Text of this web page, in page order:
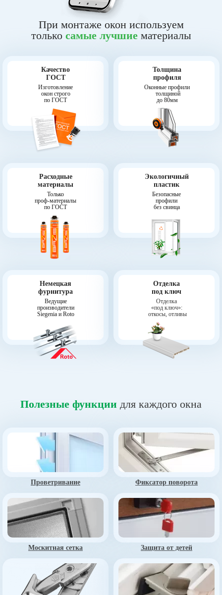
При монтаже окон используем
только самые лучшие материалы
Качество
ГОСТ
Изготовление
окон строго
по ГОСТ
Толщина
профиля
Оконные профили
толщиной
до 80мм
Расходные
материалы
Только
проф-материалы
по ГОСТ
Экологичный
пластик
Безопасные
профили
без свинца
Немецкая
фурнитура
Ведущие
производители
Siegenia и Roto
Отделка
под ключ
Отделка
«под ключ»:
откосы, отливы
Полезные функции для каждого окна
Проветривание Фиксатор поворота
Москитная сетка Защита от детей